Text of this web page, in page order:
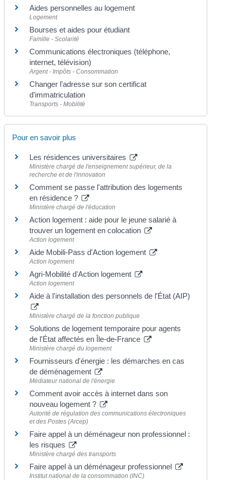
Aides personnelles au logement
Logement
Bourses et aides pour étudiant
Famille - Scolarité
Communications électroniques (téléphone,
internet, télévision)
Argent - Impôts - Consommation
Changer l'adresse sur son certificat
d'immatriculation
Transports - Mobilité
Pour en savoir plus
Les résidences universitaires
Ministère chargé de l'enseignement supérieur, de la
recherche et de l'innovation
Comment se passe l'attribution des logements
en résidence ?
Ministère chargé de l'éducation
Action logement : aide pour le jeune salarié à
trouver un logement en colocation
Action logement
Aide Mobili-Pass d'Action logement
Action logement
Agri-Mobilité d'Action logement
Action logement
Aide à l'installation des personnels de l'État (AIP)
Ministère chargé de la fonction publique
Solutions de logement temporaire pour agents
de l'État affectés en Île-de-France
Ministère chargé du logement
Fournisseurs d'énergie : les démarches en cas
de déménagement
Médiateur national de l'énergie
Comment avoir accès à internet dans son
nouveau logement ?
Autorité de régulation des communications électroniques
et des Postes (Arcep)
Faire appel à un déménageur non professionnel :
les risques
Ministère chargé des transports
Faire appel à un déménageur professionnel
Institut national de la consommation (INC)